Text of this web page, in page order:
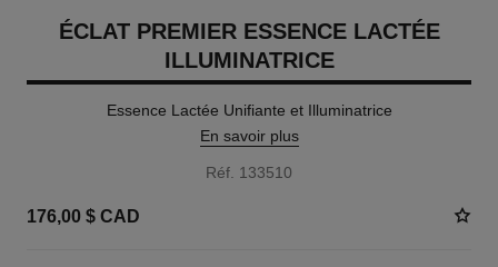
ÉCLAT PREMIER ESSENCE LACTÉE
ILLUMINATRICE
Essence Lactée Unifiante et Illuminatrice
En savoir plus
Réf. 133510
176,00 $ CAD